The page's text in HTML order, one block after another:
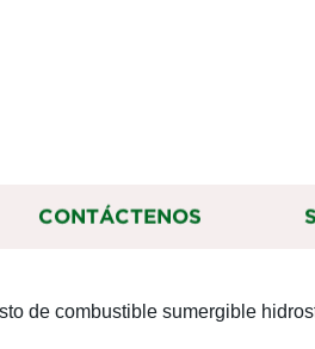
CONTÁCTENOS
de combustible sumergible